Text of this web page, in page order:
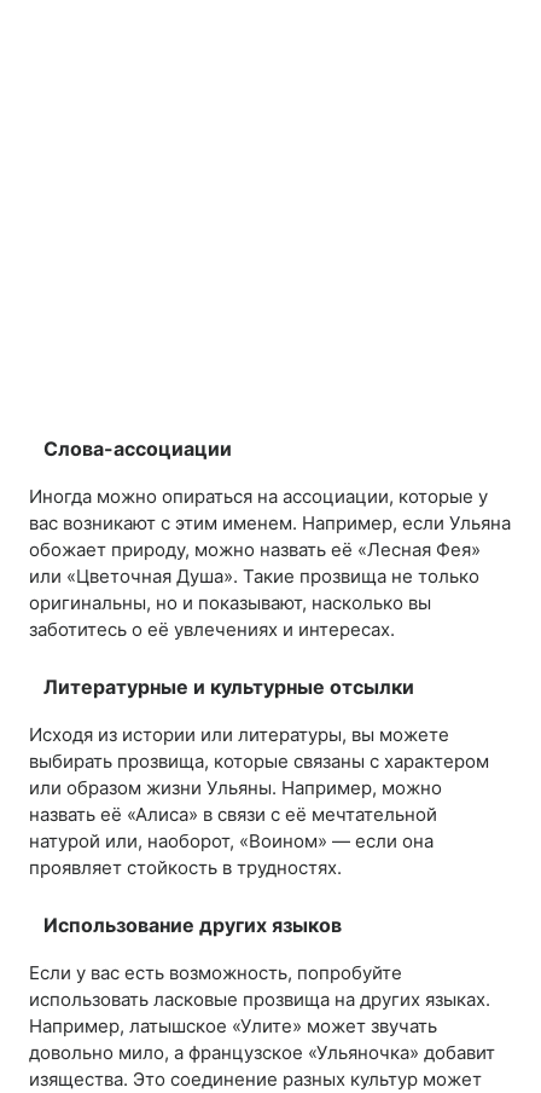
Слова-ассоциации
Иногда можно опираться на ассоциации, которые у
вас возникают с этим именем. Например, если Ульяна
обожает природу, можно назвать её «Лесная Фея»
или «Цветочная Душа». Такие прозвища не только
оригинальны, но и показывают, насколько вы
заботитесь о её увлечениях и интересах.
Литературные и культурные отсылки
Исходя из истории или литературы, вы можете
выбирать прозвища, которые связаны с характером
или образом жизни Ульяны. Например, можно
назвать её «Алиса» в связи с её мечтательной
натурой или, наоборот, «Воином» — если она
проявляет стойкость в трудностях.
Использование других языков
Если у вас есть возможность, попробуйте
использовать ласковые прозвища на других языках.
Например, латышское «Улите» может звучать
довольно мило, а французское «Ульяночка» добавит
изящества. Это соединение разных культур может